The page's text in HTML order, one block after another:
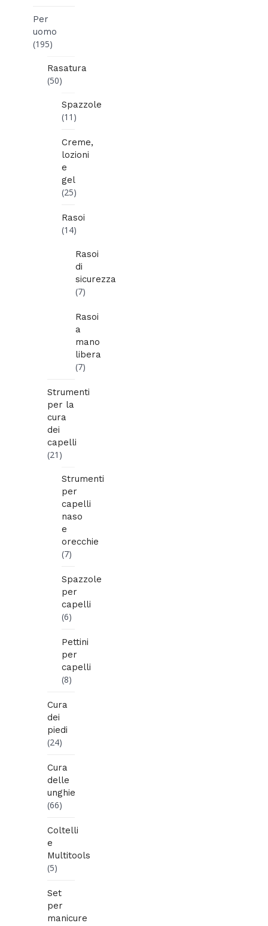
Per
uomo
(195)
Rasatura
(50)
Spazzole
(11)
Creme,
lozioni
e
gel
(25)
Rasoi
(14)
Rasoi
di
sicurezza
(7)
Rasoi
a
mano
libera
(7)
Strumenti
per la
cura
dei
capelli
(21)
Strumenti
per
capelli
naso
e
orecchie
(7)
Spazzole
per
capelli
(6)
Pettini
per
capelli
(8)
Cura
dei
piedi
(24)
Cura
delle
unghie
(66)
Coltelli
e
Multitools
(5)
Set
per
manicure